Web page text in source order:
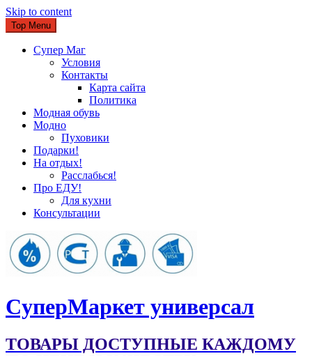
Skip to content
Top Menu
Супер Маг
Условия
Контакты
Карта сайта
Политика
Модная обувь
Модно
Пуховики
Подарки!
На отдых!
Расслабься!
Про ЕДУ!
Для кухни
Консультации
CуперМаркет универсал
ТОВАРЫ ДОСТУПНЫЕ КАЖДОМУ